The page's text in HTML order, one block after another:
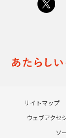
サイトマップ
ウェブアクセ
ソ